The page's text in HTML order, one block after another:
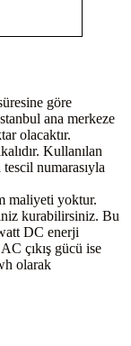
göre
ana merkeze
olacaktır.
Kullanılan
numarasıyla
maliyeti yoktur.
kurabilirsiniz. Bu
DC enerji
çıkış gücü ise
olarak